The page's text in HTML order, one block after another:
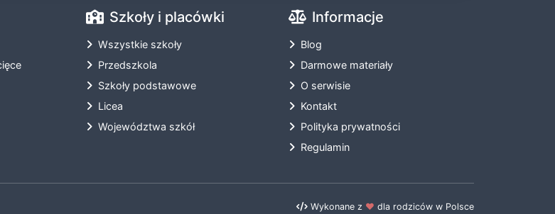
Szkoły i placówki
Wszystkie szkoły
Przedszkola
Szkoły podstawowe
Licea
Województwa szkół
Informacje
Blog
Darmowe materiały
O serwisie
Kontakt
Polityka prywatności
Regulamin
Wykonane z ❤️ dla rodziców w Polsce